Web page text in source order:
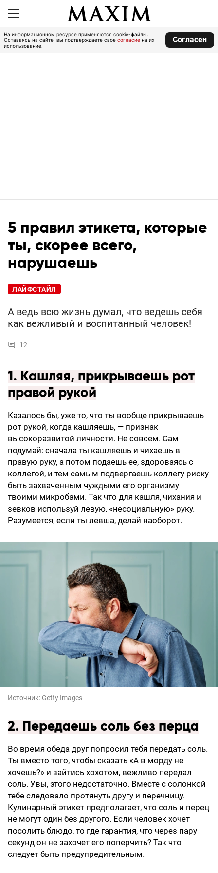
На информационном ресурсе применяются cookie-файлы.
Оставаясь на сайте, вы подтверждаете свое согласие на их
использование.
Согласен
5 правил этикета, которые
ты, скорее всего,
нарушаешь
ЛАЙФСТАЙЛ
А ведь всю жизнь думал, что ведешь себя
как вежливый и воспитанный человек!
12
1. Кашляя, прикрываешь рот
правой рукой
Казалось бы, уже то, что ты вообще прикрываешь
рот рукой, когда кашляешь, — признак
высокоразвитой личности. Не совсем. Сам
подумай: сначала ты кашляешь и чихаешь в
правую руку, а потом подаешь ее, здороваясь с
коллегой, и тем самым подвергаешь коллегу риску
быть захваченным чуждыми его организму
твоими микробами. Так что для кашля, чихания и
зевков используй левую, «несоциальную» руку.
Разумеется, если ты левша, делай наоборот.
Источник: Getty Images
2. Передаешь соль без перца
Во время обеда друг попросил тебя передать соль.
Ты вместо того, чтобы сказать «А в морду не
хочешь?» и зайтись хохотом, вежливо передал
соль. Увы, этого недостаточно. Вместе с солонкой
тебе следовало протянуть другу и перечницу.
Кулинарный этикет предполагает, что соль и перец
не могут один без другого. Если человек хочет
посолить блюдо, то где гарантия, что через пару
секунд он не захочет его поперчить? Так что
следует быть предупредительным.